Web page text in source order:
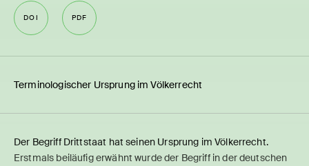
DOI PDF
Termi­no­lo­gi­scher Ursprung im Völker­recht
Der Begriff Drittstaat hat seinen Ursprung im Völkerrecht.
Erstmals beiläufig erwähnt wurde der Begriff in der deutschen